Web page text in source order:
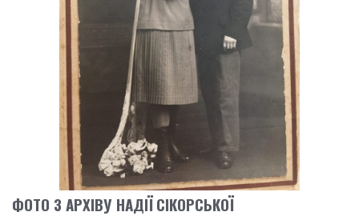
ФОТО З АРХІВУ НАДІЇ СІКОРСЬКОЇ